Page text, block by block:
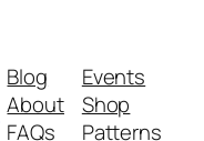
Blog
About
FAQs
Events
Shop
Patterns